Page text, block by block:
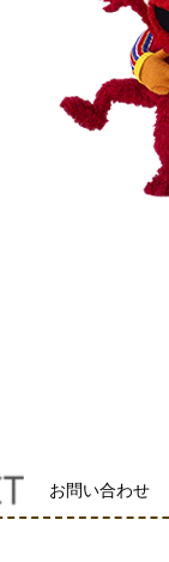
お問い合わせ